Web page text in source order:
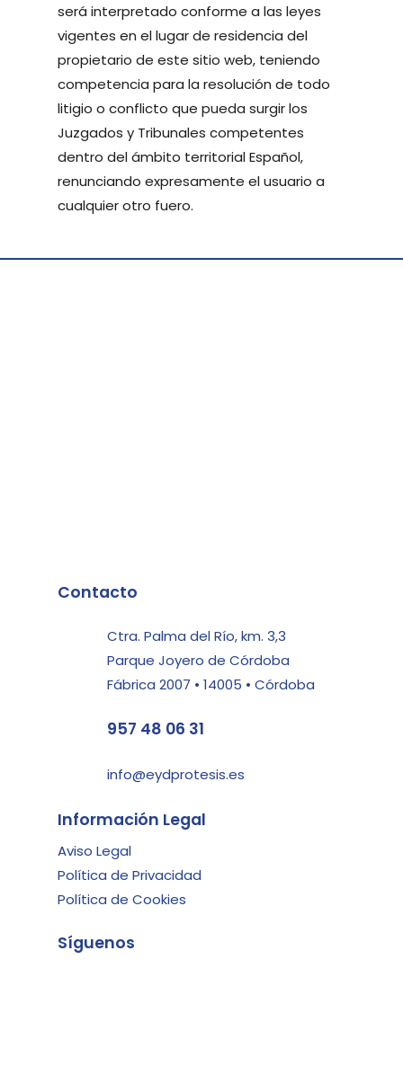
será interpretado conforme a las leyes
vigentes en el lugar de residencia del
propietario de este sitio web, teniendo
competencia para la resolución de todo
litigio o conflicto que pueda surgir los
Juzgados y Tribunales competentes
dentro del ámbito territorial Español,
renunciando expresamente el usuario a
cualquier otro fuero.
Contacto
Ctra. Palma del Río, km. 3,3
Parque Joyero de Córdoba
Fábrica 2007 • 14005 • Córdoba
957 48 06 31
info@eydprotesis.es
Información Legal
Aviso Legal
Política de Privacidad
Política de Cookies
Síguenos